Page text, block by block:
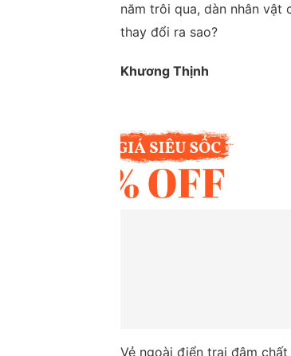
năm trôi qua, dàn nhân vật
thay đổi ra sao?
Khương Thịnh
Vẻ ngoài điển trai đậm